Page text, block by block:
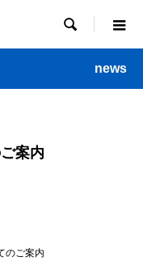

news
案内
のご案内